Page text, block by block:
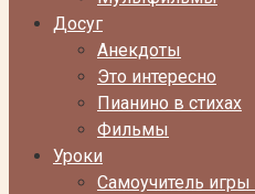
Досуг
Анекдоты
Это интересно
Пианино в стихах
Фильмы
Уроки
Самоучитель игры